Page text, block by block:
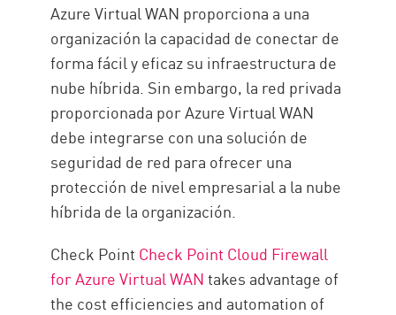
Azure Virtual WAN proporciona a una
organización la capacidad de conectar de
forma fácil y eficaz su infraestructura de
nube híbrida. Sin embargo, la red privada
proporcionada por Azure Virtual WAN
debe integrarse con una solución de
seguridad de red para ofrecer una
protección de nivel empresarial a la nube
híbrida de la organización.
Check Point Check Point Cloud Firewall
for Azure Virtual WANtakes advantage of
the cost efficiencies and automation of